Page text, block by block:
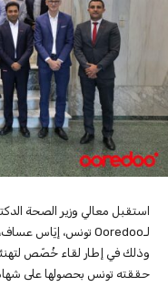
استقبل معالي وزير الصحة
وذلك في إطار لقاء خُصّص لتهنئة
حققته تونس بحصولها على